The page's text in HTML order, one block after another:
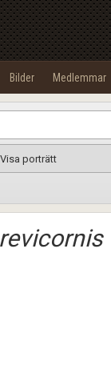
Bilder Medlemmar
OK
Skapa